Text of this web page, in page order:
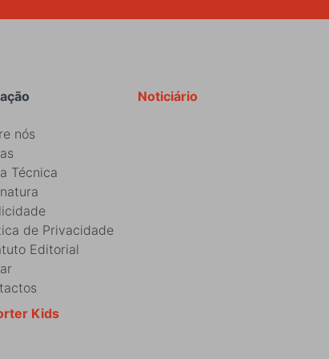
Noticiário
nós
Técnica
de Privacidade
Editorial
Kids